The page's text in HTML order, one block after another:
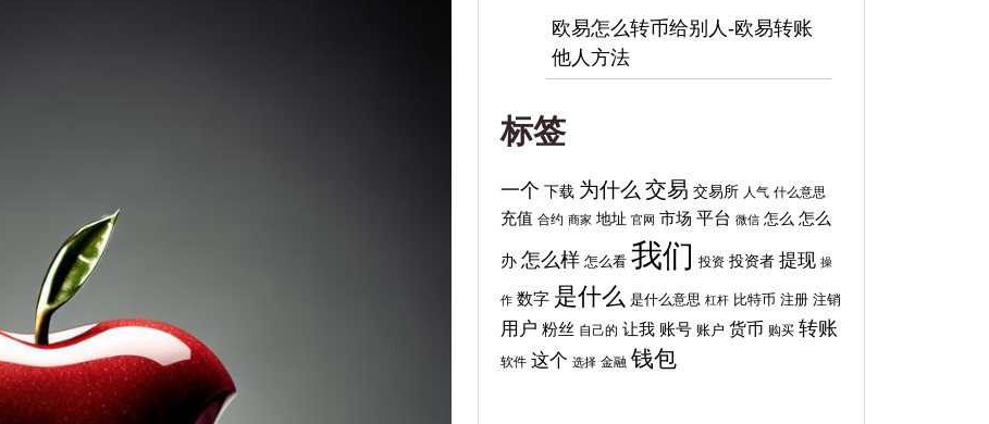
欧易怎么转币给别人-欧易转账
他人方法
标签
一个 下载 为什么 交易 交易所 人气 什么意思
充值 合约 商家 地址 官网 市场 平台 微信 怎么 怎么
办 怎么样 怎么看 我们 投资 投资者 提现 操
作 数字 是什么 是什么意思 杠杆 比特币 注册 注销
用户 粉丝 自己的 让我 账号 账户 货币 购买 转账
软件 这个 选择 金融 钱包